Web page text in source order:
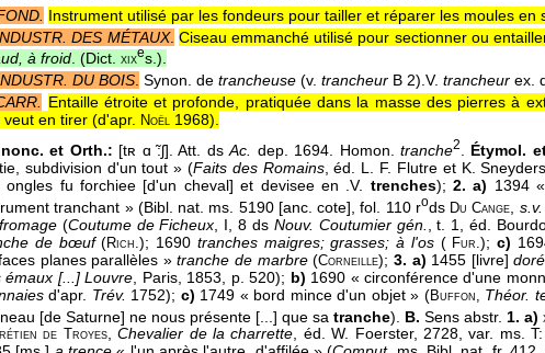
Instrument utilisé par les fondeurs pour tailler et réparer les moules en
DES MÉTAUX. Ciseau emmanché utilisé pour sectionner ou
à froid. (Dict. xixes.).
DU BOIS. Synon. de trancheuse (v. trancheur B 2).V. trancheur ex.
Entaille étroite et profonde, pratiquée dans la masse des pierres à
veut en tirer (d'apr. Noël 1968).
et Orth.: [tʀ ɑ ̃:ʃ]. Att. dsAc. dep. 1694. Homon. tranche2 Étymol.
subdivision d'un tout » (Faits des Romains, éd. L. F. Flutre et K.
ongles fu forchiee [d'un cheval] et devisee en .V. trenches);2. a) 1394
tranchant » (Bibl. nat. ms. 5190 [anc. cote], fol. 110 rods Du Cange
(Coutume de Ficheux , I, 8 ds Nouv. Coutumier gén. , t. 1, éd.
de bœuf(Rich.); 1690 tranches maigres; grasses; à l'os( Fur.); c)
planes parallèles »tranche de marbre(Corneille); 3. a) 1455 [livre]
émaux [...] Louvre , Paris, 1853, p. 520); b) 1690 « circonférence d'une
d'apr. Trév. 1752); c) 1749 « bord mince d'un objet » (Buffon, Théor.
[de Saturne] ne nous présente [...] que sa tranche). B. Sens abstr. 1. a)
de Troyes,Chevalier de la charrette, éd. W. Foerster, 2728, var. ms.